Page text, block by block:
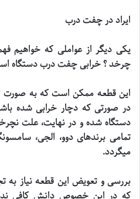
ایراد در چفت درب
یکی دیگر از عواملی که خواهیم
چرخد ؟ خرابی چفت درب دستگاه
این قطعه ممکن است که به صورت
در صورتی که دچار خرابی شده
دستگاه شده و در نهایت، علت
تمامی برندهای دوو، الجی،
میگردد.
بررسی و تعویض این قطعه نیاز